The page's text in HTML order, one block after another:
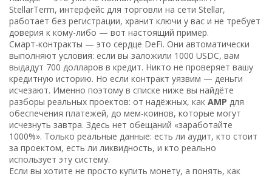
StellarTerm,интерфейс для торговли на сети Stellar,
работает без регистрации, хранит ключи у вас и не требует
доверия к кому-либо — вот настоящий пример.
Смарт-контракты — это сердце DeFi. Они автоматически
выполняют условия: если вы заложили 1000 USDC, вам
выдадут 700 долларов в кредит. Никто не проверяет вашу
кредитную историю. Но если контракт уязвим — деньги
исчезают. Именно поэтому в списке ниже вы найдёте
разборы реальных проектов: от надёжных, какAMP для
обеспечения платежей, до мем-коинов, которые могут
исчезнуть завтра. Здесь нет обещаний «заработайте
1000%». Только реальные данные: есть ли аудит, кто стоит
за проектом, есть ли ликвидность, и кто реально
использует эту систему.
Если вы хотите не просто купить монету, а понять, как